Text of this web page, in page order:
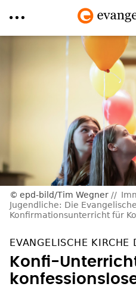
epd-bild/Tim Wegner
Jugendliche: Die
Konfirmationsunterricht für
EVANGELISCHE KIRCHE
Konfi-